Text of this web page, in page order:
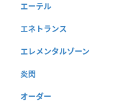
エーテル
エネトランス
エレメンタルゾーン
炎閃
オーダー